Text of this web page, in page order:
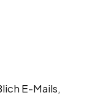
E-Mails,